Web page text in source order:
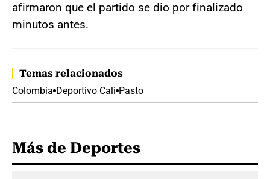
afirmaron que el partido se dio por finalizado
minutos antes.
Temas relacionados
Colombia Deportivo Cali Pasto
Más de Deportes